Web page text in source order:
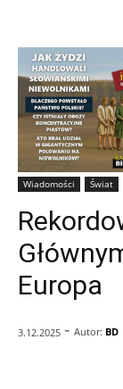
Wiadomości Świat
Europa
3.12.2025 - Autor: BD